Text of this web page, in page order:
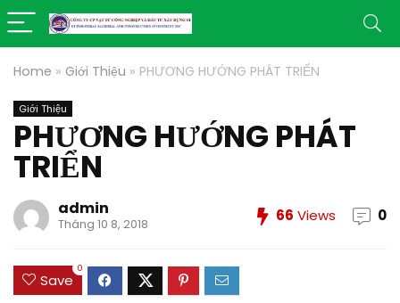
Home » Giới Thiệu » PHƯƠNG HƯỚNG PHÁT TRIỂN
Giới Thiệu
PHƯƠNG HƯỚNG PHÁT
TRIỂN
admin
Tháng 10 8, 2018 66 Views 0
Save
0